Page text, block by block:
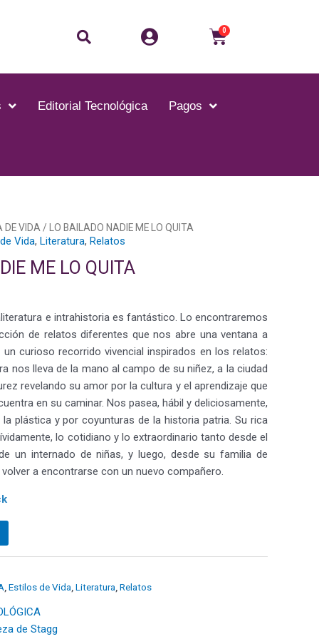
0
Editorial Tecnológica Pagos
DE VIDA / LO BAILADO NADIE ME LO QUITA
Vida, Literatura, Relatos
ME LO QUITA
e intrahistoria es fantástico. Lo encontraremos
de relatos diferentes que nos abre una ventana a
curioso recorrido vivencial inspirados en los relatos:
nos lleva de la mano al campo de su niñez, a la ciudad
revelando su amor por la cultura y el aprendizaje que
en su caminar. Nos pasea, hábil y deliciosamente,
plástica y por coyunturas de la historia patria. Su rica
lo cotidiano y lo extraordinario tanto desde el
un internado de niñas, y luego, desde su familia de
a encontrarse con un nuevo compañero.
,Estilos de Vida,Literatura,Relatos
de Stagg